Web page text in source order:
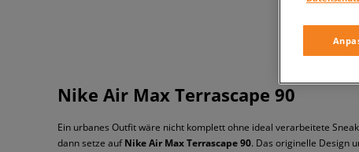
Nike Air Max Terrascape 90
Ein urbanes Outfit wäre nicht komplett ohne ideal verarbeitete
dann setze aufNike Air Max Terrascape 90. Das originelle Design